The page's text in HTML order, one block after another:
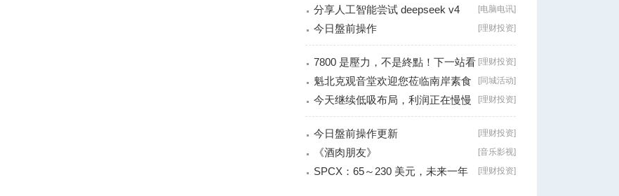
朋友！
[电脑电讯]
分享人工智能尝试 deepseek v4
falsh, 据说
[理财投资]
今日盤前操作
[理财投资]
7800 是壓力，不是終點！下一站看
8000？
[同城活动]
魁北克观音堂欢迎您莅临南岸素食
分享会！
[理财投资]
今天继续低吸布局，利润正在慢慢
兑现！
[理财投资]
今日盤前操作更新
[音乐影视]
《酒肉朋友》
[理财投资]
SPCX：65～230 美元，未来一年